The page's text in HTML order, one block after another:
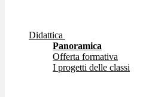
Didattica
Panoramica
Offerta formativa
I progetti delle classi